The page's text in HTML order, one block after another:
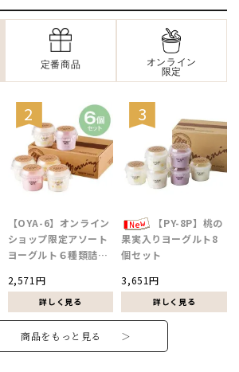
定番商品
オンライン
限定
【OYA-6】オンライン
ショップ限定アソート
ヨーグルト６種類詰合
2,571円
【PY-8P】桃の
果実入りヨーグルト8
個セット
3,651円
商品をもっと見る ＞